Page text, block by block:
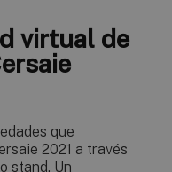
virtual de
que
2021 a través
stand. Un